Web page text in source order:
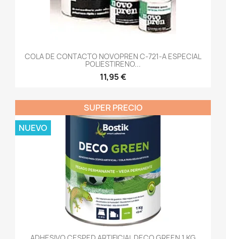
COLA DE CONTACTO NOVOPREN C-721-A ESPECIAL
POLIESTIRENO...
11,95 €
SUPER PRECIO
NUEVO